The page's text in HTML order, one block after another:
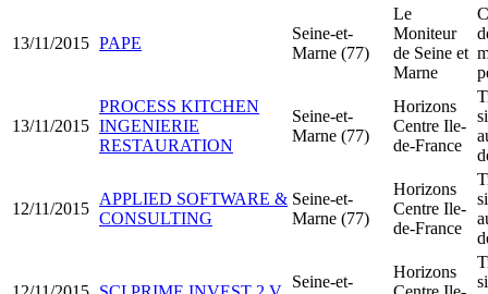
13/11/2015 PAPE
Seine-et-
Marne (77)
Le
Moniteur
de Seine et
Marne
13/11/2015
PROCESS KITCHEN
INGENIERIE
RESTAURATION
Seine-et-
Marne (77)
Horizons
Centre Ile-
de-France
12/11/2015
APPLIED SOFTWARE &
CONSULTING
Seine-et-
Marne (77)
Horizons
Centre Ile-
de-France
Seine-et-
Horizons